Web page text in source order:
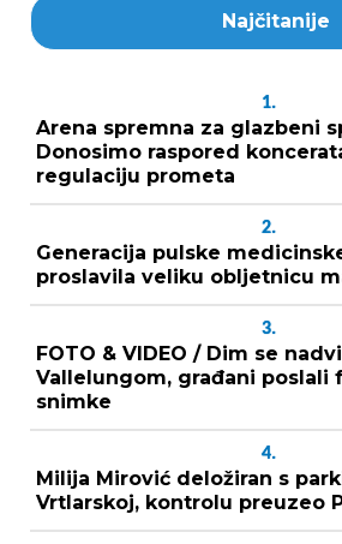
Najčitanije
1.
Arena spremna za glazbeni
Donosimo raspored
regulaciju prometa
2.
Generacija pulske
proslavila veliku obljetnicu
3.
FOTO & VIDEO / Dim se
Vallelungom, građani poslali
snimke
4.
Milija Mirović deložiran s
Vrtlarskoj, kontrolu preuzeo